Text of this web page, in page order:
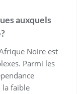
auxquels
Noire est
Parmi les
la faible